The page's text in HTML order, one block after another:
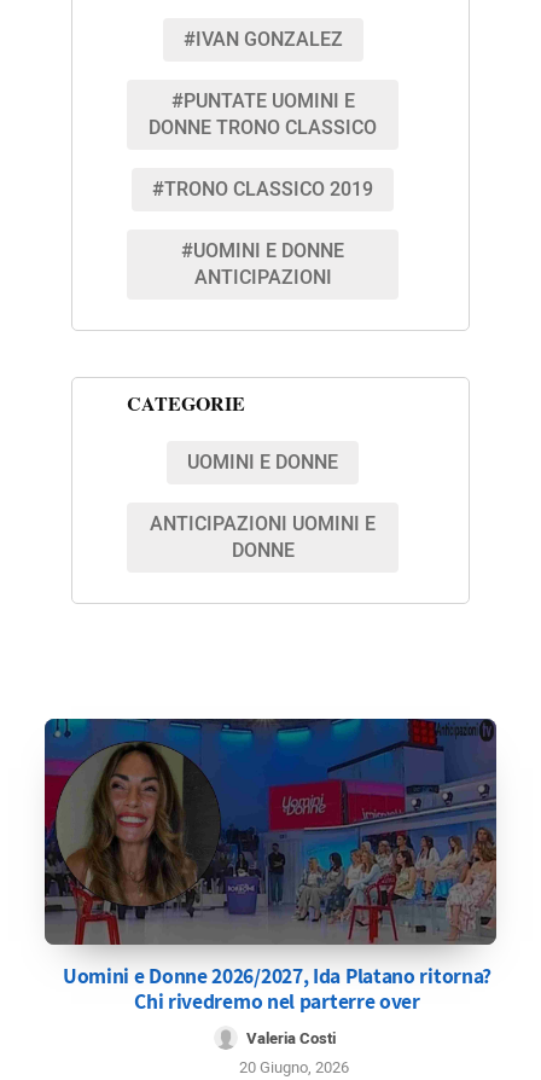
#IVAN GONZALEZ
#PUNTATE UOMINI E
DONNE TRONO CLASSICO
#TRONO CLASSICO 2019
#UOMINI E DONNE
ANTICIPAZIONI
CATEGORIE
UOMINI E DONNE
ANTICIPAZIONI UOMINI E
DONNE
Uomini e Donne 2026/2027, Ida Platano ritorna?
Chi rivedremo nel parterre over
Valeria Costi
20 Giugno, 2026